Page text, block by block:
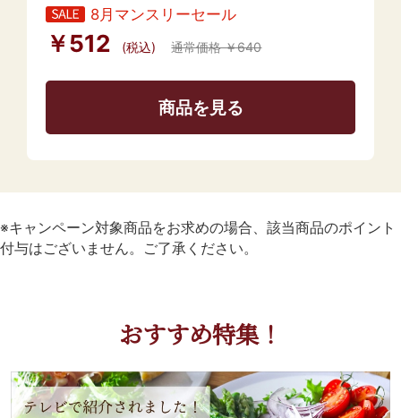
8月マンスリーセール
￥512 (税込) 通常価格 ￥640
商品を見る
※キャンペーン対象商品をお求めの場合、該当商品のポイント
付与はございません。ご了承ください。
おすすめ特集！